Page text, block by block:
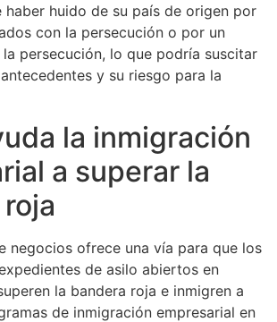
haber huido de su país de origen por
con la persecución o por un
persecución, lo que podría suscitar
y su riesgo para la
la inmigración
a superar la
negocios ofrece una vía para que los
de asilo abiertos en
la bandera roja e inmigren a
de inmigración empresarial en